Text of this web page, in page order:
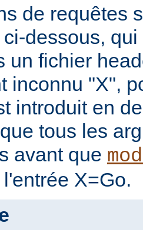
de requêtes
dessous,
un fichier
inconnu "X",
introduit en
tous les
avant que
X=Go.